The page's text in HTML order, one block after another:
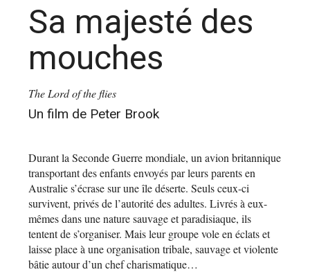
Sa majesté des
mouches
The Lord of the flies
Un film de Peter Brook
Durant la Seconde Guerre mondiale, un avion britannique
transportant des enfants envoyés par leurs parents en
Australie s’écrase sur une île déserte. Seuls ceux-ci
survivent, privés de l’autorité des adultes. Livrés à eux-
mêmes dans une nature sauvage et paradisiaque, ils
tentent de s’organiser. Mais leur groupe vole en éclats et
laisse place à une organisation tribale, sauvage et violente
bâtie autour d’un chef charismatique…